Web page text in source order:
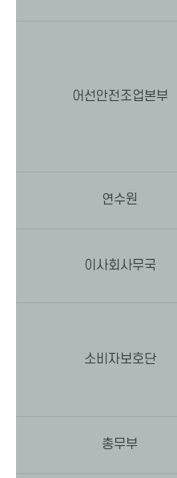
어선안전조업본부
연수원
이사회사무국
소비자보호단
총무부